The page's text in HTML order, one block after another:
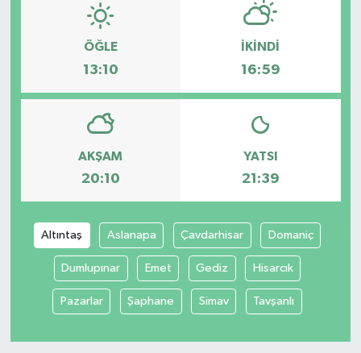
ÖĞLE
13:10
İKINDI
16:59
AKŞAM
20:10
YATSI
21:39
Altıntaş Aslanapa Çavdarhisar Domaniç
Dumlupınar Emet Gediz Hisarcık
Pazarlar Şaphane Simav Tavşanlı